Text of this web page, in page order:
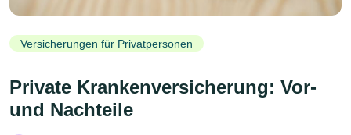
Versicherungen für Privatpersonen
Private Krankenversicherung: Vor-
und Nachteile